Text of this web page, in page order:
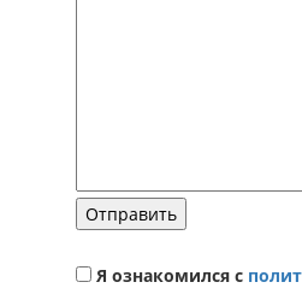
Отправить
Я ознакомился с